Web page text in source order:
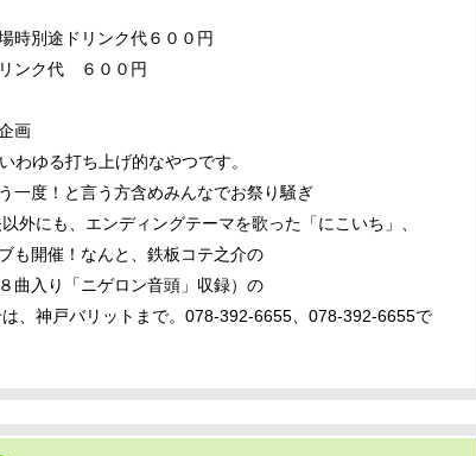
時別途ドリンク代６００円
代 ６００円
画
わゆる打ち上げ的なやつです。
一度！と言う方含めみんなでお祭り騒ぎ
外にも、エンディングテーマを歌った「にこいち」、
も開催！なんと、鉄板コテ之介の
曲入り「ニゲロン音頭」収録）の
、神戸バリットまで。078-392-6655、078-392-6655で